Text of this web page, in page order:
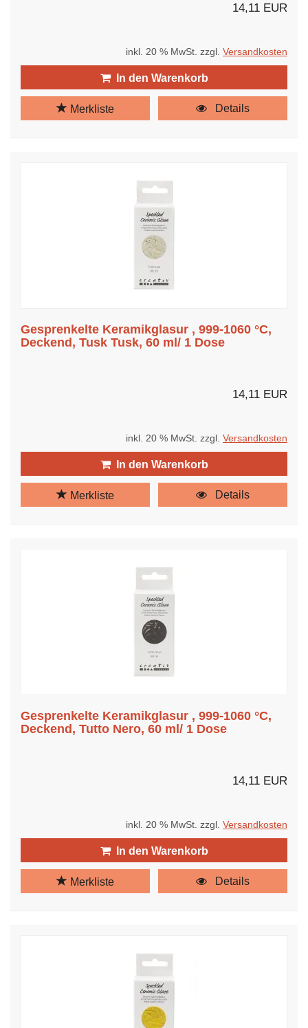
14,11 EUR
inkl. 20 % MwSt. zzgl. Versandkosten
In den Warenkorb
Merkliste Details
Gesprenkelte Keramikglasur , 999-1060 °C,
Deckend, Tusk Tusk, 60 ml/ 1 Dose
14,11 EUR
inkl. 20 % MwSt. zzgl. Versandkosten
In den Warenkorb
Merkliste Details
Gesprenkelte Keramikglasur , 999-1060 °C,
Deckend, Tutto Nero, 60 ml/ 1 Dose
14,11 EUR
inkl. 20 % MwSt. zzgl. Versandkosten
In den Warenkorb
Merkliste Details